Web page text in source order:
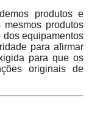
produtos e
produtos
equipamentos
para afirmar
para que os
originais de